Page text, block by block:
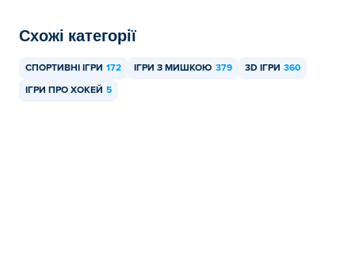
Схожі категорії
СПОРТИВНІ ІГРИ 172 ІГРИ З МИШКОЮ 379 3D ІГРИ 360
ІГРИ ПРО ХОКЕЙ 5